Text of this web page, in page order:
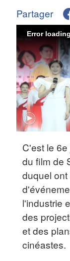
Partager
Error
C'est le
du film de
duquel
l'industrie
des
et des
cinéastes.